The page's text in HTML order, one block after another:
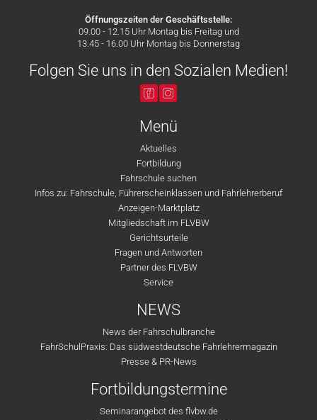
Öffnungszeiten der Geschäftsstelle:
09.00 - 12.15 Uhr Montag bis Freitag und
13.45 - 16.00 Uhr Montag bis Donnerstag
Folgen Sie uns in den Sozialen Medien!
Menü
Aktuelles
Fortbildung
Fahrschule suchen
Infos zu: Fahrschule, Führerscheinklassen und Fahrlehrerberuf
Anzeigen-Marktplatz
Mitgliedschaft im FLVBW
Gerichtsurteile
Fragen und Antworten
Partner des FLVBW
Service
NEWS
News der Fahrschulbranche
FahrSchulPraxis: Das südwestdeutsche Fahrlehrermagazin
Presse & PR-News
Fortbildungstermine
Seminarangebot des flvbw.de